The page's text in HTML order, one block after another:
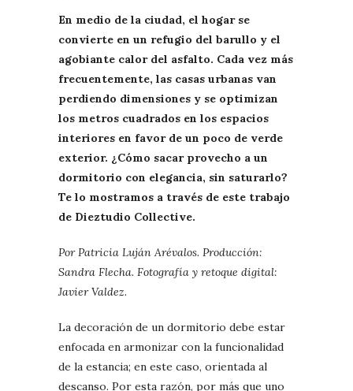
En medio de la ciudad, el hogar se
convierte en un refugio del barullo y el
agobiante calor del asfalto. Cada vez más
frecuentemente, las casas urbanas van
perdiendo dimensiones y se optimizan
los metros cuadrados en los espacios
interiores en favor de un poco de verde
exterior. ¿Cómo sacar provecho a un
dormitorio con elegancia, sin saturarlo?
Te lo mostramos a través de este trabajo
de Dieztudio Collective.
Por Patricia Luján Arévalos. Producción:
Sandra Flecha. Fotografía y retoque digital:
Javier Valdez.
La decoración de un dormitorio debe estar
enfocada en armonizar con la funcionalidad
de la estancia; en este caso, orientada al
descanso. Por esta razón, por más que uno